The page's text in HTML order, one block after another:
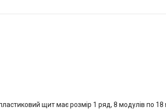
щит має розмір 1 ряд, 8 модулів по